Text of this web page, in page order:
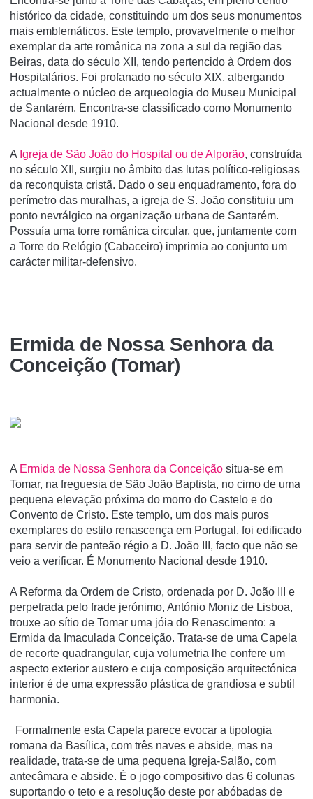
histórico da cidade, constituindo um dos seus monumentos
mais emblemáticos. Este templo, provavelmente o melhor
exemplar da arte românica na zona a sul da região das
Beiras, data do século XII, tendo pertencido à Ordem dos
Hospitalários. Foi profanado no século XIX, albergando
actualmente o núcleo de arqueologia do Museu Municipal
de Santarém. Encontra-se classificado como Monumento
Nacional desde 1910.
A Igreja de São João do Hospital ou de Alporão, construída
no século XII, surgiu no âmbito das lutas político-religiosas
da reconquista cristã. Dado o seu enquadramento, fora do
perímetro das muralhas, a igreja de S. João constituiu um
ponto nevrálgico na organização urbana de Santarém.
Possuía uma torre românica circular, que, juntamente com
a Torre do Relógio (Cabaceiro) imprimia ao conjunto um
carácter militar-defensivo.
Ermida de Nossa Senhora da
Conceição (Tomar)
A Ermida de Nossa Senhora da Conceição situa-se em
Tomar, na freguesia de São João Baptista, no cimo de uma
pequena elevação próxima do morro do Castelo e do
Convento de Cristo. Este templo, um dos mais puros
exemplares do estilo renascença em Portugal, foi edificado
para servir de panteão régio a D. João III, facto que não se
veio a verificar. É Monumento Nacional desde 1910.
A Reforma da Ordem de Cristo, ordenada por D. João III e
perpetrada pelo frade jerónimo, António Moniz de Lisboa,
trouxe ao sítio de Tomar uma jóia do Renascimento: a
Ermida da Imaculada Conceição. Trata-se de uma Capela
de recorte quadrangular, cuja volumetria lhe confere um
aspecto exterior austero e cuja composição arquitectónica
interior é de uma expressão plástica de grandiosa e subtil
harmonia.
Formalmente esta Capela parece evocar a tipologia
romana da Basílica, com três naves e abside, mas na
realidade, trata-se de uma pequena Igreja-Salão, com
antecâmara e abside. É o jogo compositivo das 6 colunas
suportando o teto e a resolução deste por abóbadas de